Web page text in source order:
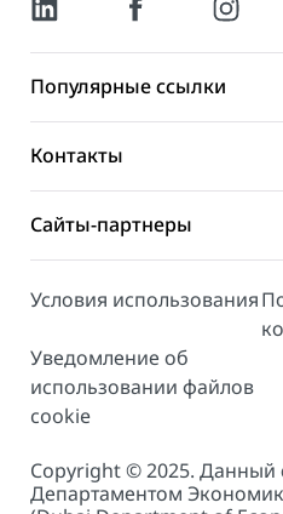
Популярные ссылки
Контакты
Сайты-партнеры
Условия использования
Уведомление об
использовании файлов
cookie
Copyright © 2025. Данный
Департаментом